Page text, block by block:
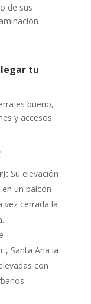
de sus
tu
es bueno,
y accesos
Su elevación
un balcón
vez cerrada la
, Santa Ana la
con